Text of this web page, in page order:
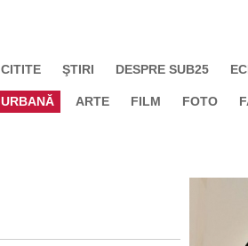
ŞTIRI DESPRE SUB25
ARTE FILM FOTO